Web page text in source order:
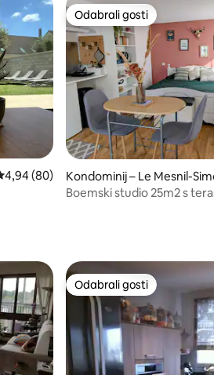
ocjena: 4,94/5, recenzija: 80
4,94 (80)
Odabrali gosti
Odabrali gosti
Kondominij – Le Mesnil-
Boemski studio 25m2 s
Odabrali gosti
Odabrali gosti